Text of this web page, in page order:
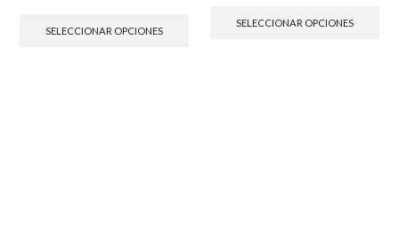
SELECCIONAR OPCIONES
SELECCIONAR OPCIONES